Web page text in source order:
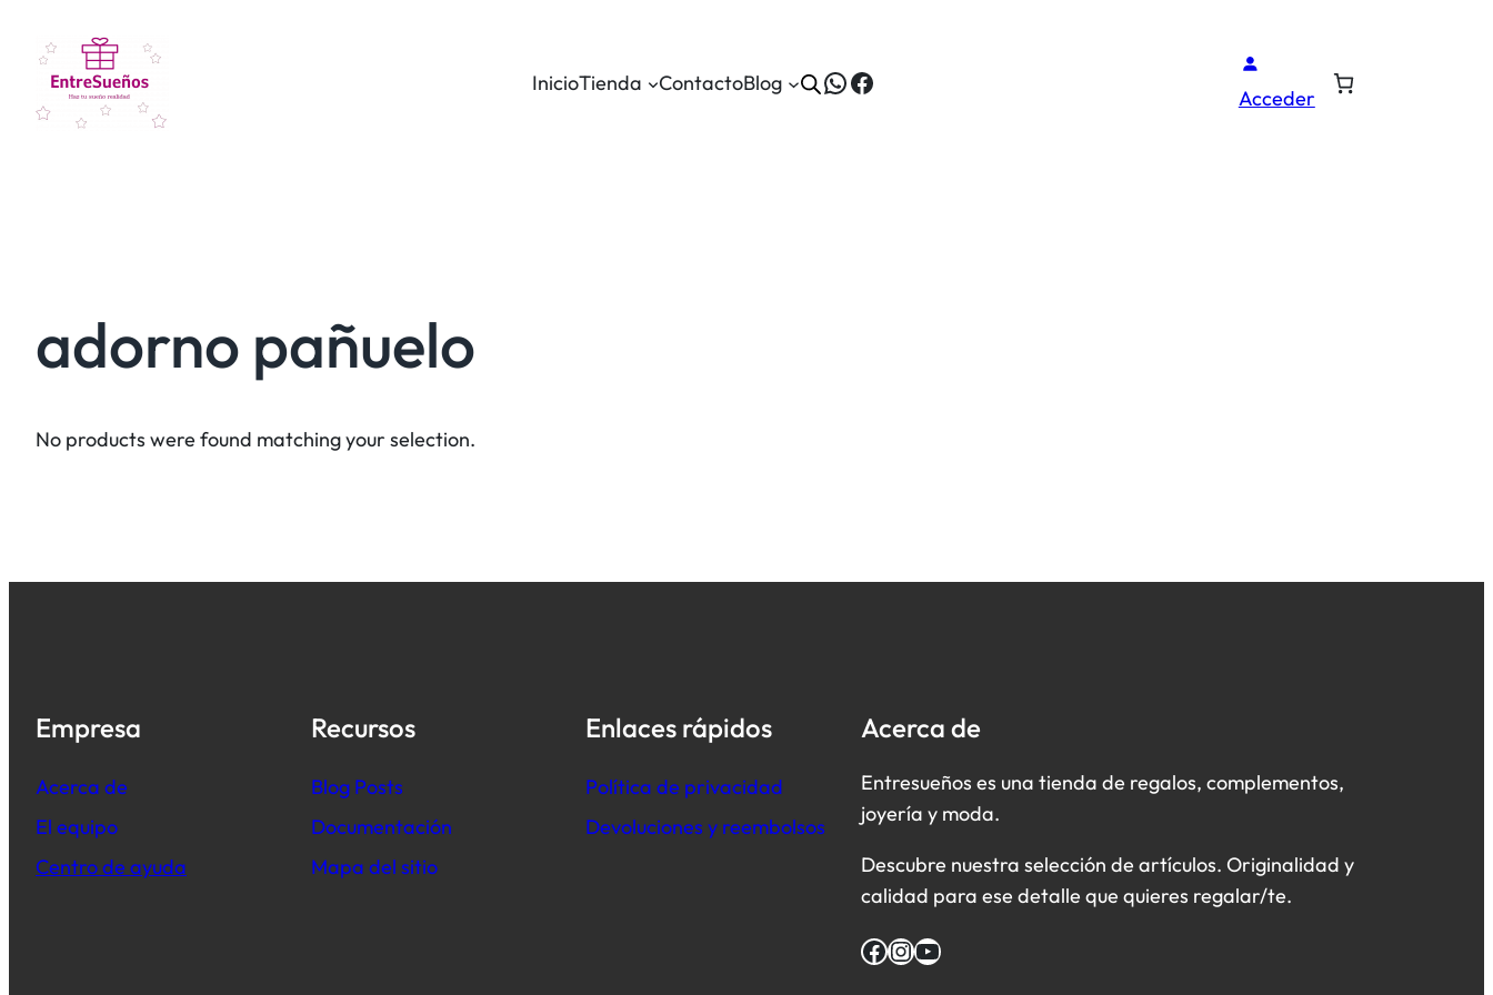
InicioTienda ContactoBlog WhatsApp
Facebook Acceder
adorno pañuelo
No products were found matching your selection.
Empresa
Acerca de
El equipo
Centro de ayuda
Recursos
Blog Posts
Documentación
Mapa del sitio
Enlaces rápidos
Política de privacidad
Devoluciones y reembolsos
Acerca de
Entresueños es una tienda de regalos, complementos,
joyería y moda.
Descubre nuestra selección de artículos. Originalidad y
calidad para ese detalle que quieres regalar/te.
Facebook InstagramYouTube